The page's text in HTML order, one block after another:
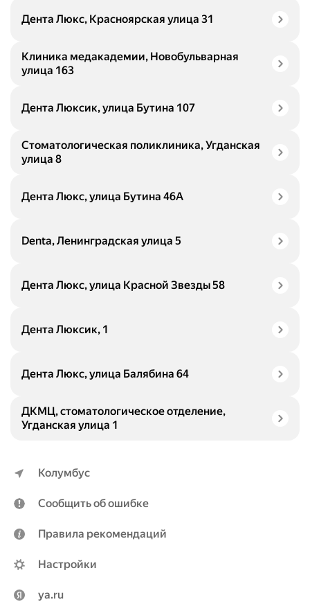
Дента Люкс, Красноярская улица 31
Клиника медакадемии, Новобульварная
улица 163
Дента Люксик, улица Бутина 107
Стоматологическая поликлиника, Угданская
улица 8
Дента Люкс, улица Бутина 46А
Denta, Ленинградская улица 5
Дента Люкс, улица Красной Звезды 58
Дента Люксик, 1
Дента Люкс, улица Балябина 64
ДКМЦ, стоматологическое отделение,
Угданская улица 1
Колумбус
Сообщить об ошибке
Правила рекомендаций
Настройки
ya.ru